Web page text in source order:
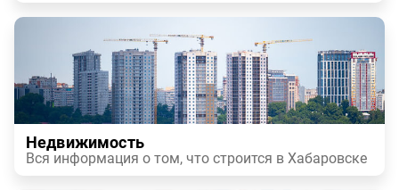
Недвижимость
Вся информация о том, что строится в Хабаровске